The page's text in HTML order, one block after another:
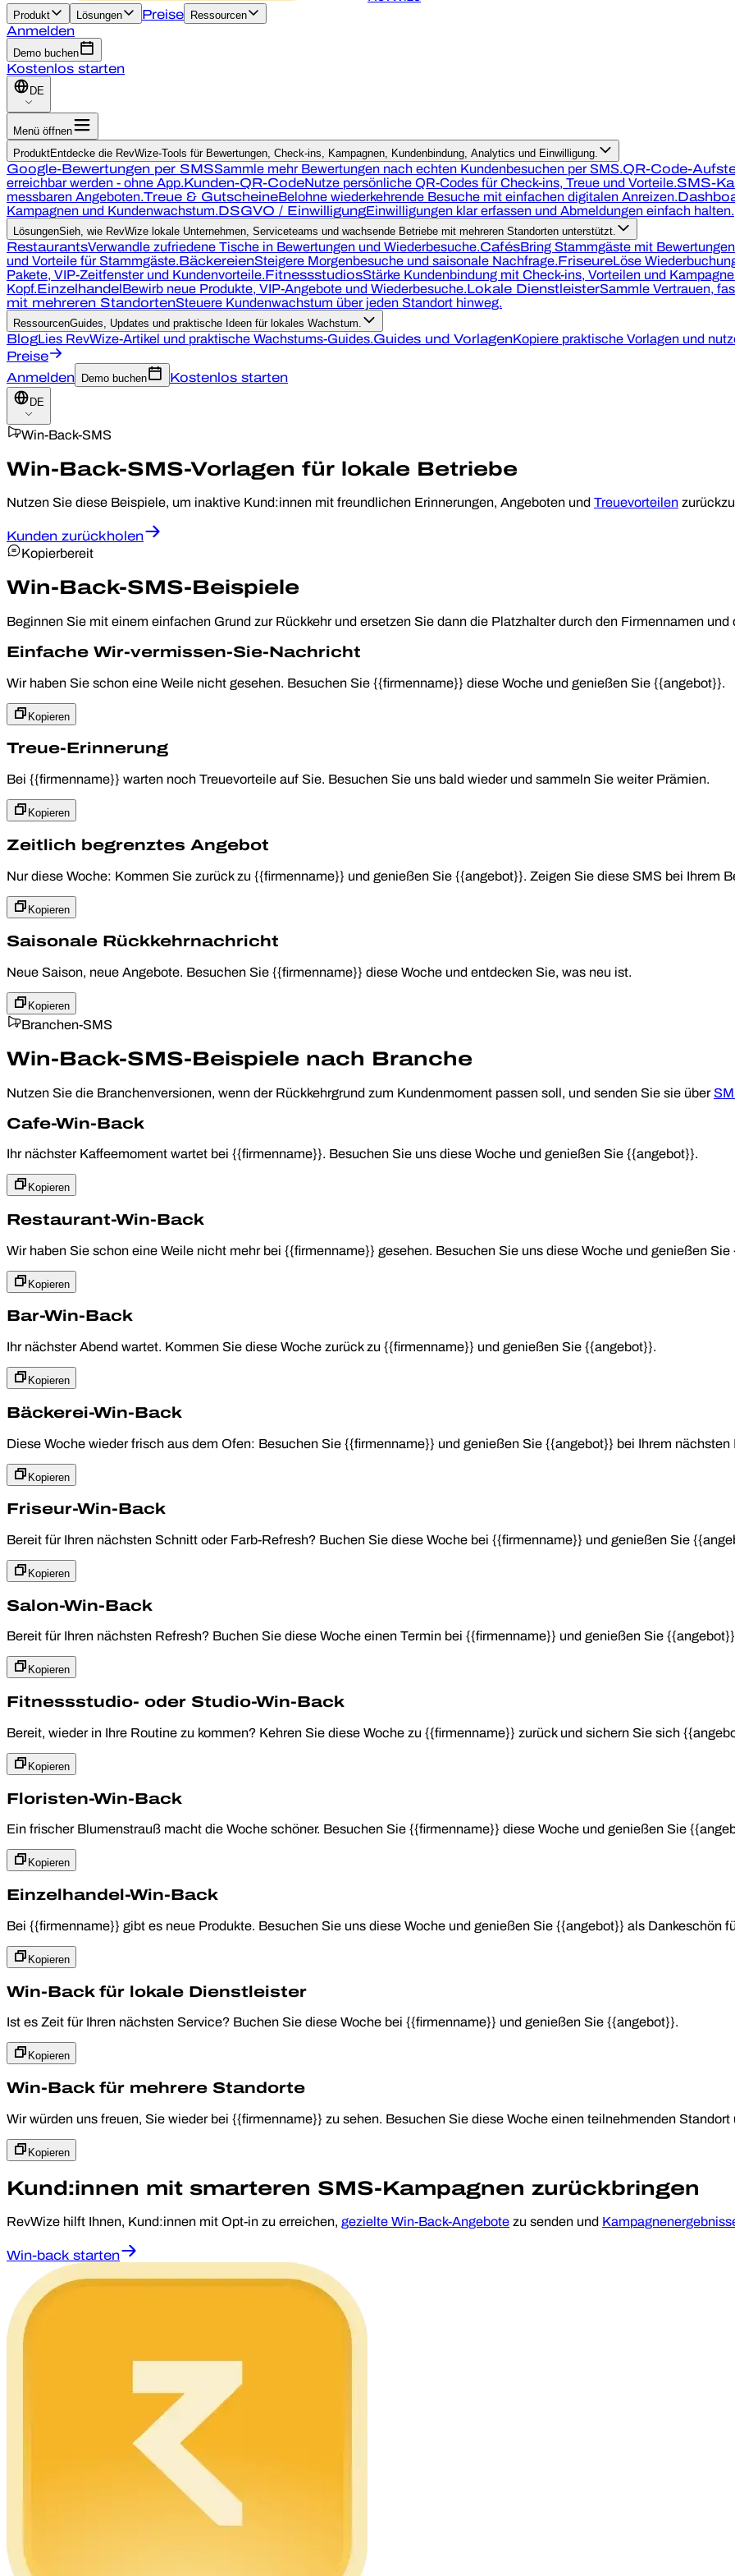
Produkt Lösungen Preise Ressourcen
Anmelden
Demo buchen
Kostenlos starten
DE
Menü öffnen
ProduktEntdecke die RevWize-Tools für Bewertungen, Check-ins, Kampagnen, Kundenbindung, Analytics und Einwilligung.
Google-Bewertungen per SMSSammle mehr Bewertungen nach echten Kundenbesuchen per SMS.QR-Code-
erreichbar werden - ohne App.Kunden-QR-CodeNutze persönliche QR-Codes für Check-ins, Treue und Vorteile.SMS-
messbaren Angeboten.Treue & GutscheineBelohne wiederkehrende Besuche mit einfachen digitalen Anreizen.
Kampagnen und Kundenwachstum.DSGVO / EinwilligungEinwilligungen klar erfassen und Abmeldungen einfach halten.
LösungenSieh, wie RevWize lokale Unternehmen, Serviceteams und wachsende Betriebe mit mehreren Standorten unterstützt.
RestaurantsVerwandle zufriedene Tische in Bewertungen und Wiederbesuche.CafésBring Stammgäste mit
und Vorteile für Stammgäste.BäckereienSteigere Morgenbesuche und saisonale Nachfrage.FriseureLöse
Pakete, VIP-Zeitfenster und Kundenvorteile.FitnessstudiosStärke Kundenbindung mit Check-ins, Vorteilen und
Kopf.EinzelhandelBewirb neue Produkte, VIP-Angebote und Wiederbesuche.Lokale DienstleisterSammle Vertrauen,
mit mehreren StandortenSteuere Kundenwachstum über jeden Standort hinweg.
RessourcenGuides, Updates und praktische Ideen für lokales Wachstum.
BlogLies RevWize-Artikel und praktische Wachstums-Guides.Guides und VorlagenKopiere praktische Vorlagen und
Preise
Anmelden
Demo buchen Kostenlos starten
DE
Win-Back-SMS
Win-Back-SMS-Vorlagen für lokale Betriebe
Nutzen Sie diese Beispiele, um inaktive Kund:innen mit freundlichen Erinnerungen, Angeboten und Treuevorteilen
Kunden zurückholen
Kopierbereit
Win-Back-SMS-Beispiele
Beginnen Sie mit einem einfachen Grund zur Rückkehr und ersetzen Sie dann die Platzhalter durch den Firmennamen und
Einfache Wir-vermissen-Sie-Nachricht
Wir haben Sie schon eine Weile nicht gesehen. Besuchen Sie {{firmenname}} diese Woche und genießen Sie {{angebot}}.
Kopieren
Treue-Erinnerung
Bei {{firmenname}} warten noch Treuevorteile auf Sie. Besuchen Sie uns bald wieder und sammeln Sie weiter Prämien.
Kopieren
Zeitlich begrenztes Angebot
Nur diese Woche: Kommen Sie zurück zu {{firmenname}} und genießen Sie {{angebot}}. Zeigen Sie diese SMS bei Ihrem
Kopieren
Saisonale Rückkehrnachricht
Neue Saison, neue Angebote. Besuchen Sie {{firmenname}} diese Woche und entdecken Sie, was neu ist.
Kopieren
Branchen-SMS
Win-Back-SMS-Beispiele nach Branche
Nutzen Sie die Branchenversionen, wenn der Rückkehrgrund zum Kundenmoment passen soll, und senden Sie sie über
Cafe-Win-Back
Ihr nächster Kaffeemoment wartet bei {{firmenname}}. Besuchen Sie uns diese Woche und genießen Sie {{angebot}}.
Kopieren
Restaurant-Win-Back
Wir haben Sie schon eine Weile nicht mehr bei {{firmenname}} gesehen. Besuchen Sie uns diese Woche und genießen
Kopieren
Bar-Win-Back
Ihr nächster Abend wartet. Kommen Sie diese Woche zurück zu {{firmenname}} und genießen Sie {{angebot}}.
Kopieren
Bäckerei-Win-Back
Diese Woche wieder frisch aus dem Ofen: Besuchen Sie {{firmenname}} und genießen Sie {{angebot}} bei Ihrem nächsten
Kopieren
Friseur-Win-Back
Bereit für Ihren nächsten Schnitt oder Farb-Refresh? Buchen Sie diese Woche bei {{firmenname}} und genießen Sie
Kopieren
Salon-Win-Back
Bereit für Ihren nächsten Refresh? Buchen Sie diese Woche einen Termin bei {{firmenname}} und genießen Sie
Kopieren
Fitnessstudio- oder Studio-Win-Back
Bereit, wieder in Ihre Routine zu kommen? Kehren Sie diese Woche zu {{firmenname}} zurück und sichern Sie sich
Kopieren
Floristen-Win-Back
Ein frischer Blumenstrauß macht die Woche schöner. Besuchen Sie {{firmenname}} diese Woche und genießen Sie
Kopieren
Einzelhandel-Win-Back
Bei {{firmenname}} gibt es neue Produkte. Besuchen Sie uns diese Woche und genießen Sie {{angebot}} als Dankeschön
Kopieren
Win-Back für lokale Dienstleister
Ist es Zeit für Ihren nächsten Service? Buchen Sie diese Woche bei {{firmenname}} und genießen Sie {{angebot}}.
Kopieren
Win-Back für mehrere Standorte
Wir würden uns freuen, Sie wieder bei {{firmenname}} zu sehen. Besuchen Sie diese Woche einen teilnehmenden
Kopieren
Kund:innen mit smarteren SMS-Kampagnen zurückbringen
RevWize hilft Ihnen, Kund:innen mit Opt-in zu erreichen, gezielte Win-Back-Angebote zu senden und
Win-back starten